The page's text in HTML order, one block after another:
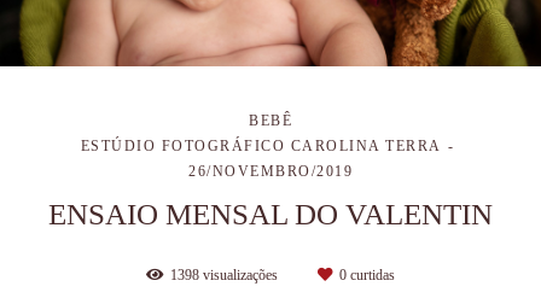
BEBÊ
ESTÚDIO FOTOGRÁFICO CAROLINA TERRA
26/NOVEMBRO/2019
ENSAIO MENSAL DO VALENTIN
1398 visualizações 0 curtidas